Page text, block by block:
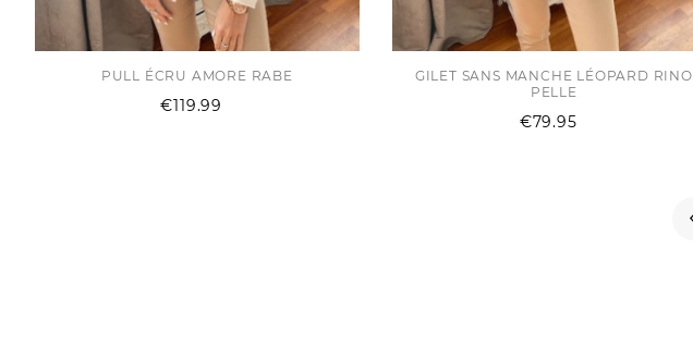
PULL ÉCRU AMORE RABE
€119.99
GILET SANS MANCHE LÉOPARD RINO
PELLE
€79.95